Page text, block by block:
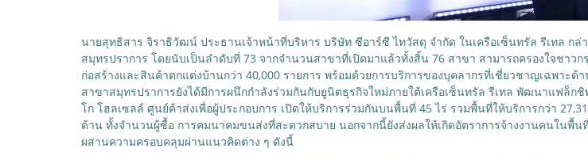
นายสุทธิสาร จิราธิวัฒน์ ประธานเจ้าหน้าที่บริหาร บริษัท ซีอาร์ซี ไทวัสดุ จำกัด ในเครือเซ็นทรัล รีเทล ก
สมุทรปราการ โดยนับเป็นลำดับที่ 73 จากจำนวนสาขาที่เปิดมาแล้วทั้งสิ้น 76 สาขา สามารถครองใจชา
ก่อสร้างและสินค้าตกแต่งบ้านกว่า 40,000 รายการ พร้อมด้วยการบริการของบุคลากรที่เชี่ยวชาญเฉพาะ
สาขาสมุทรปราการยังได้มีการผนึกกำลังร่วมกันกับยูนิตธุรกิจใหม่ภายใต้เครือเซ็นทรัล รีเทล พัฒนาแฟล็
โก โฮลเซลล์ ศูนย์ค้าส่งเพื่อผู้ประกอบการ เปิดให้บริการร่วมกันบนพื้นที่ 45 ไร่ รวมพื้นที่ให้บริการกว่า
ด้าน ทั้งจำนวนผู้ซื้อ การคมนาคมขนส่งที่สะดวกสบาย นอกจากนี้ยังส่งผลให้เกิดอัตราการจ้างงานคนในพื้
ผสานความครอบคลุมผ่านแนวคิดต่าง ๆ ดังนี้